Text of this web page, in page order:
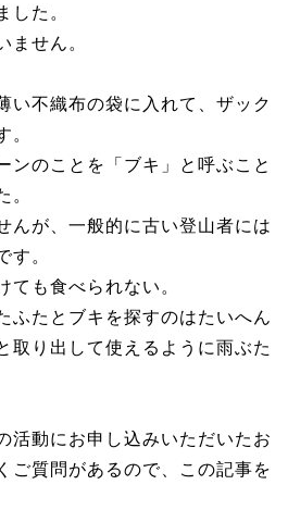
した。
ません。
い不織布の袋に入れて、ザック
ンのことを「ブキ」と呼ぶこと
んが、一般的に古い登山者には
す。
ても食べられない。
ふたとブキを探すのはたいへん
取り出して使えるように雨ぶた
活動にお申し込みいただいたお
ご質問があるので、この記事を